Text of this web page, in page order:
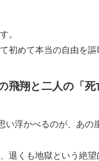
。
初めて本当の自由を謳
飛翔と二人の「
い浮かべるのが、あ
退くも地獄という絶望